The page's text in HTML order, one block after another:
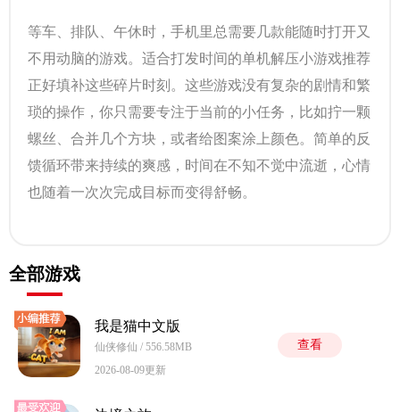
等车、排队、午休时，手机里总需要几款能随时打开又
不用动脑的游戏。适合打发时间的单机解压小游戏推荐
正好填补这些碎片时刻。这些游戏没有复杂的剧情和繁
琐的操作，你只需要专注于当前的小任务，比如拧一颗
螺丝、合并几个方块，或者给图案涂上颜色。简单的反
馈循环带来持续的爽感，时间在不知不觉中流逝，心情
也随着一次次完成目标而变得舒畅。
全部游戏
我是猫中文版
仙侠修仙 / 556.58MB
2026-08-09更新
查看